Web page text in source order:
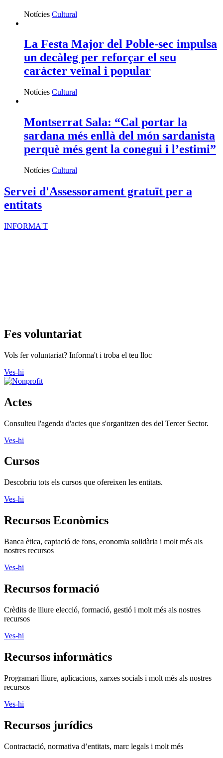
Notícies Cultural
La Festa Major del Poble-sec impulsa
un decàleg per reforçar el seu
caràcter veïnal i popular
Notícies Cultural
Montserrat Sala: “Cal portar la
sardana més enllà del món sardanista
perquè més gent la conegui i l’estimi”
Notícies Cultural
Servei d'Assessorament gratuït per a
entitats
INFORMA'T
Fes voluntariat
Vols fer voluntariat? Informa't i troba el teu lloc
Ves-hi
Actes
Consulteu l'agenda d'actes que s'organitzen des del Tercer Sector.
Ves-hi
Cursos
Descobriu tots els cursos que ofereixen les entitats.
Ves-hi
Recursos Econòmics
Banca ètica, captació de fons, economia solidària i molt més als
nostres recursos
Ves-hi
Recursos formació
Crèdits de lliure elecció, formació, gestió i molt més als nostres
recursos
Ves-hi
Recursos informàtics
Programari lliure, aplicacions, xarxes socials i molt més als nostres
recursos
Ves-hi
Recursos jurídics
Contractació, normativa d’entitats, marc legals i molt més